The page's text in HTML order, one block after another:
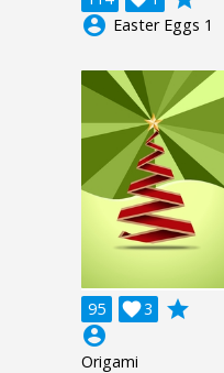
account_circle Easter Eggs 1
95 3

grade
account_circle
Origami